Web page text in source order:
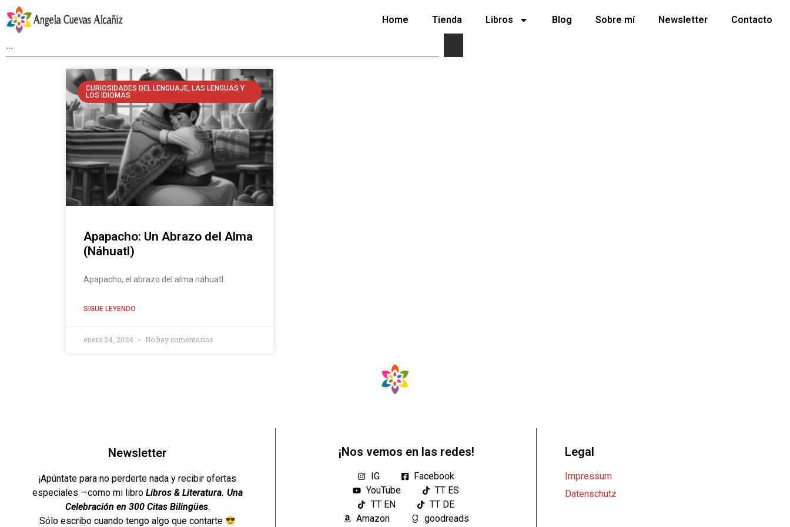
Home Tienda Libros Blog Sobre mí Newsletter Contacto
CURIOSIDADES DEL LENGUAJE, LAS LENGUAS Y
LOS IDIOMAS
Apapacho: Un Abrazo del Alma
(Náhuatl)
Apapacho, el abrazo del alma náhuatl.
SIGUE LEYENDO
enero 24, 2024 No hay comentarios
Newsletter
¡Apúntate para no perderte nada y recibir ofertas
especiales —como mi libro Libros & Literatura. Una
Celebración en 300 Citas Bilingües.
Sólo escribo cuando tengo algo que contarte
¡Nos vemos en las redes!
IG
Facebook
YouTube
TT ES
TT EN
TT DE
Amazon
goodreads
Legal
Impressum
Datenschutz